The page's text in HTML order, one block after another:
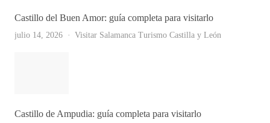
Castillo del Buen Amor: guía completa para visitarlo
julio 14, 2026 Visitar Salamanca Turismo Castilla y León
Castillo de Ampudia: guía completa para visitarlo